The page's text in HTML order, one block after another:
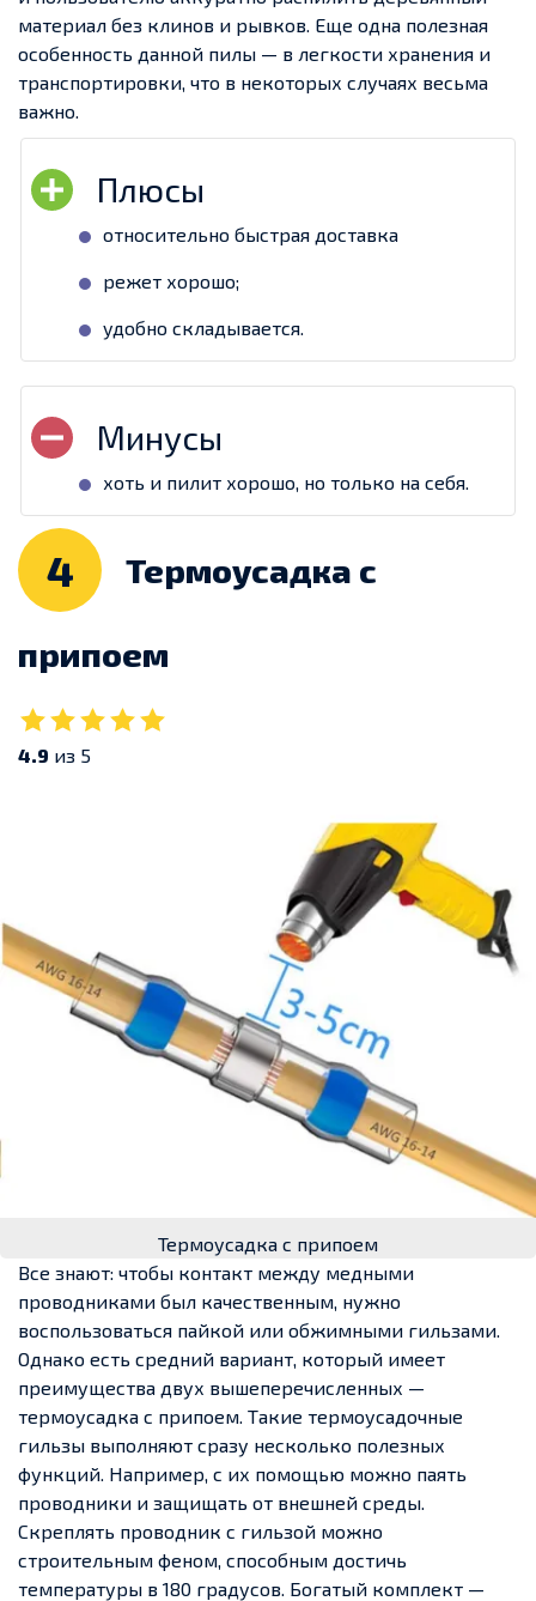
материал без клинов и рывков. Еще одна полезная
особенность данной пилы — в легкости хранения и
транспортировки, что в некоторых случаях весьма
важно.
относительно быстрая доставка
режет хорошо;
удобно складывается.
хоть и пилит хорошо, но только на себя.
4 Термоусадка с
припоем
4.9 из 5
Термоусадка с припоем
Все знают: чтобы контакт между медными
проводниками был качественным, нужно
воспользоваться пайкой или обжимными гильзами.
Однако есть средний вариант, который имеет
преимущества двух вышеперечисленных —
термоусадка с припоем. Такие термоусадочные
гильзы выполняют сразу несколько полезных
функций. Например, с их помощью можно паять
проводники и защищать от внешней среды.
Скреплять проводник с гильзой можно
строительным феном, способным достичь
температуры в 180 градусов. Богатый комплект —